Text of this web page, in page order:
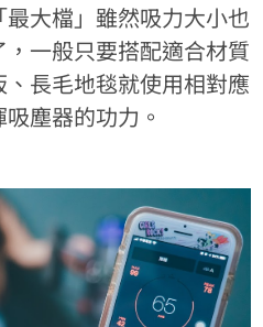
大檔」雖然吸力大小也
一般只要搭配適合材質
長毛地毯就使用相對應
塵器的功力。